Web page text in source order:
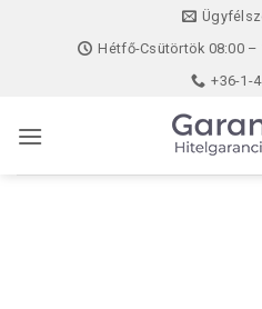
Hétfő-Csütörtök 08:00 –
+36-1-